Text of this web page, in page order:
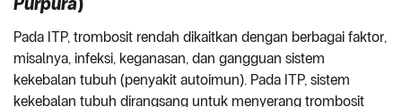
Pada ITP, trombosit rendah dikaitkan dengan berbagai faktor,
misalnya, infeksi, keganasan, dan gangguan sistem
kekebalan tubuh (penyakit autoimun). Pada ITP, sistem
kekebalan tubuh dirangsang untuk menyerang trombosit